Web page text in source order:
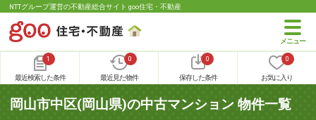
NTTグループ運営の不動産総合サイト goo住宅・不動産
1
最近検索した条件
0
最近見た物件
0
保存した条件
0
お気に入り
岡山市中区(岡山県)の中古マンション 物件一覧